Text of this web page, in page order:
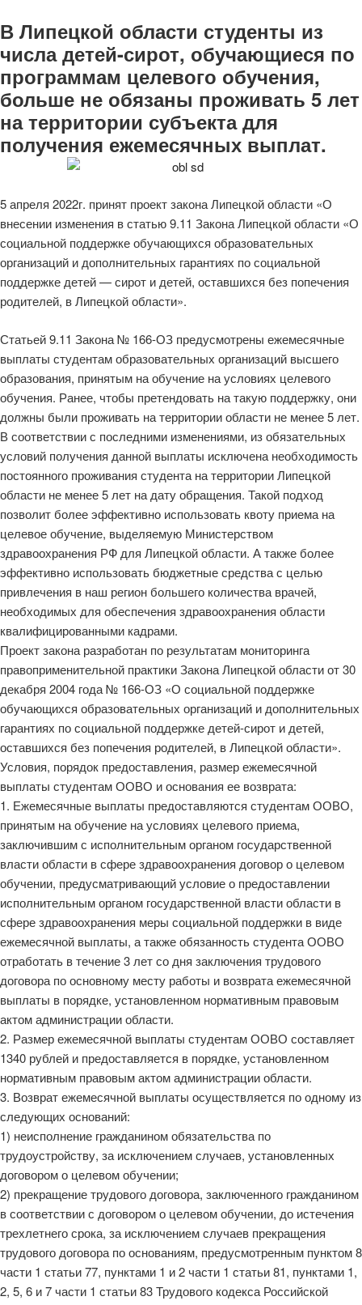
В Липецкой области студенты из
числа детей-сирот, обучающиеся по
программам целевого обучения,
больше не обязаны проживать 5 лет
на территории субъекта для
получения ежемесячных выплат.
5 апреля 2022г. принят проект закона Липецкой области «О
внесении изменения в статью 9.11 Закона Липецкой области «О
социальной поддержке обучающихся образовательных
организаций и дополнительных гарантиях по социальной
поддержке детей — сирот и детей, оставшихся без попечения
родителей, в Липецкой области».
Статьей 9.11 Закона № 166-ОЗ предусмотрены ежемесячные
выплаты студентам образовательных организаций высшего
образования, принятым на обучение на условиях целевого
обучения. Ранее, чтобы претендовать на такую поддержку, они
должны были проживать на территории области не менее 5 лет.
В соответствии с последними изменениями, из обязательных
условий получения данной выплаты исключена необходимость
постоянного проживания студента на территории Липецкой
области не менее 5 лет на дату обращения. Такой подход
позволит более эффективно использовать квоту приема на
целевое обучение, выделяемую Министерством
здравоохранения РФ для Липецкой области. А также более
эффективно использовать бюджетные средства с целью
привлечения в наш регион большего количества врачей,
необходимых для обеспечения здравоохранения области
квалифицированными кадрами.
Проект закона разработан по результатам мониторинга
правоприменительной практики Закона Липецкой области от 30
декабря 2004 года № 166-ОЗ «О социальной поддержке
обучающихся образовательных организаций и дополнительных
гарантиях по социальной поддержке детей-сирот и детей,
оставшихся без попечения родителей, в Липецкой области».
Условия, порядок предоставления, размер ежемесячной
выплаты студентам ООВО и основания ее возврата:
1. Ежемесячные выплаты предоставляются студентам ООВО,
принятым на обучение на условиях целевого приема,
заключившим с исполнительным органом государственной
власти области в сфере здравоохранения договор о целевом
обучении, предусматривающий условие о предоставлении
исполнительным органом государственной власти области в
сфере здравоохранения меры социальной поддержки в виде
ежемесячной выплаты, а также обязанность студента ООВО
отработать в течение 3 лет со дня заключения трудового
договора по основному месту работы и возврата ежемесячной
выплаты в порядке, установленном нормативным правовым
актом администрации области.
2. Размер ежемесячной выплаты студентам ООВО составляет
1340 рублей и предоставляется в порядке, установленном
нормативным правовым актом администрации области.
3. Возврат ежемесячной выплаты осуществляется по одному из
следующих оснований:
1) неисполнение гражданином обязательства по
трудоустройству, за исключением случаев, установленных
договором о целевом обучении;
2) прекращение трудового договора, заключенного гражданином
в соответствии с договором о целевом обучении, до истечения
трехлетнего срока, за исключением случаев прекращения
трудового договора по основаниям, предусмотренным пунктом 8
части 1 статьи 77, пунктами 1 и 2 части 1 статьи 81, пунктами 1,
2, 5, 6 и 7 части 1 статьи 83 Трудового кодекса Российской